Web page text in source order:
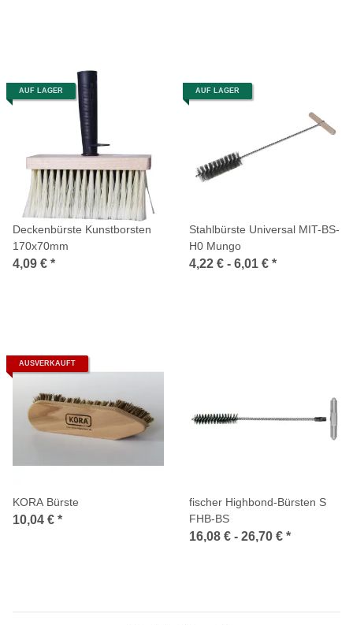
AUF LAGER
Deckenbürste Kunstborsten
170x70mm
4,09 € *
AUF LAGER
Stahlbürste Universal MIT-BS-
H0 Mungo
4,22 € - 6,01 € *
AUSVERKAUFT
KORA Bürste
10,04 € *
fischer Highbond-Bürsten S
FHB-BS
16,08 € - 26,70 € *